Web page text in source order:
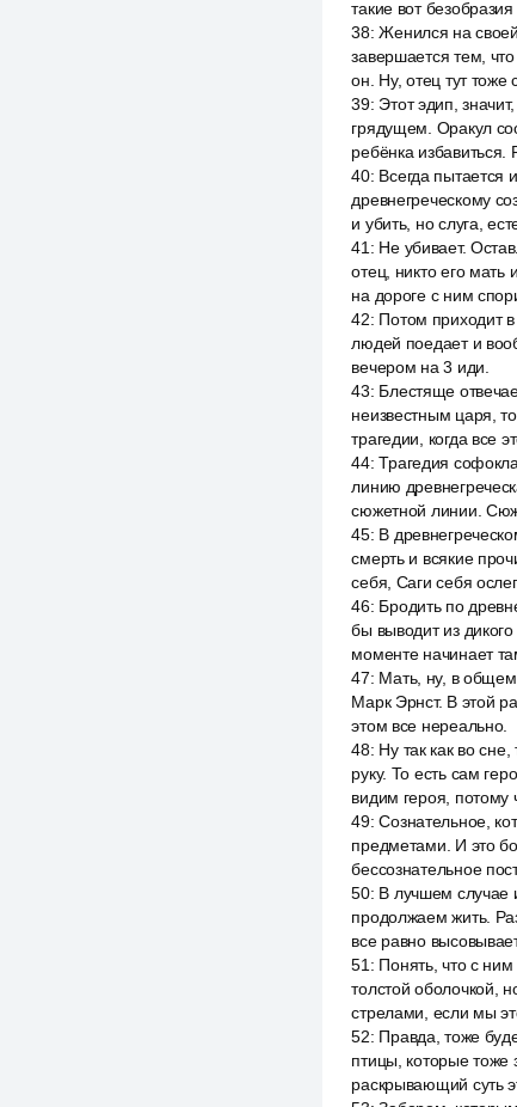
такие вот
38:Женился на
завершается тем,
он. Ну, отец тут тоже
39: Этот эдип,
грядущем. Оракул
ребёнка избавиться.
40: Всегда пытается
древнегреческому
и убить, но слуга,
41 : Не убивает.
отец, никто его мать
на дороге с ним
42: Потом приходит
людей поедает и
вечером на 3 иди.
43: Блестяще
неизвестным царя,
трагедии, когда все
44:Трагедия
линию
сюжетной линии.
45: В
смерть и всякие
себя, Саги себя
46: Бродить по
бы выводит из
моменте начинает
47: Мать, ну, в
Марк Эрнст. В этой
этом все нереально.
48: Ну так как во
руку. То есть сам
видим героя, потому
49:Сознательное,
предметами. И это
бессознательное
50: В лучшем случае
продолжаем жить.
все равно
51 : Понять, что с ним
толстой оболочкой,
стрелами, если мы
52: Правда, тоже
птицы, которые тоже
раскрывающий суть